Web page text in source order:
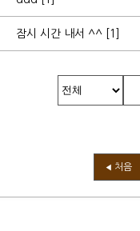
잠시 시간 내서 ^^ [1]
◀ 처음